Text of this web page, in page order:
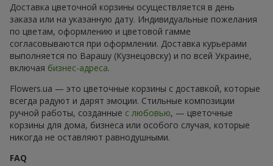
Доставка цветочной корзины осуществляется в день
заказа или на указанную дату. Индивидуальные пожелания
по цветам, оформлению и цветовой гамме
согласовываются при оформлении. Доставка курьерами
выполняется по Варашу (Кузнецовску) и по всей Украине,
включая бизнес-адреса.
Flowers.ua — это цветочные корзины с доставкой, которые
всегда радуют и дарят эмоции. Стильные композиции
ручной работы, созданные с любовью, — цветочные
корзины для дома, бизнеса или особого случая, которые
никогда не оставляют равнодушными.
FAQ